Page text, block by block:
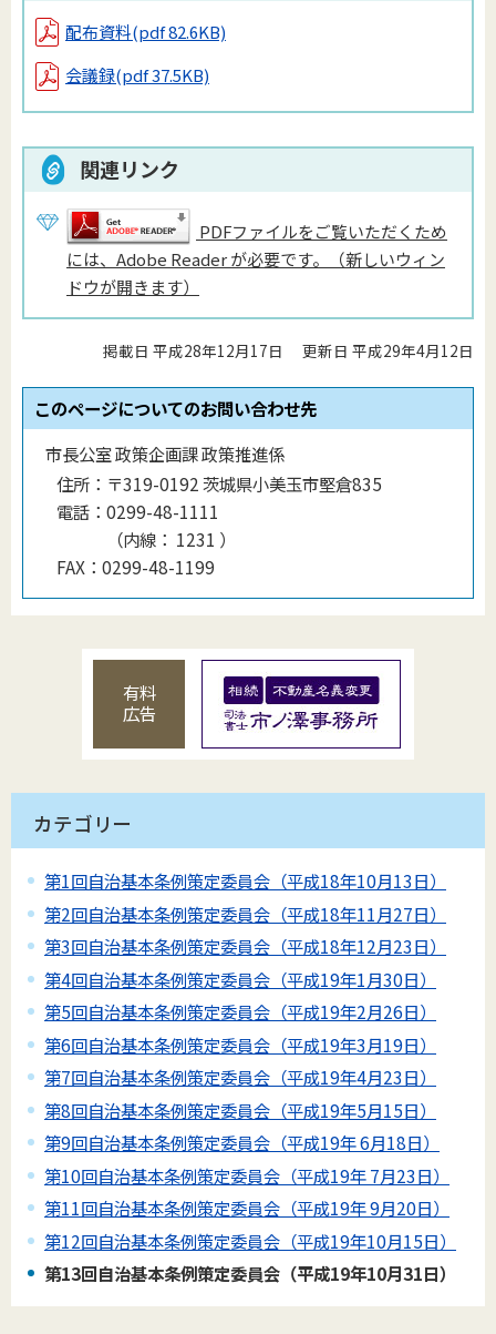
配布資料(pdf 82.6KB)
会議録(pdf 37.5KB)
関連リンク
PDFファイルをご覧いただくため
には、Adobe Reader が必要です。（新しいウィン
ドウが開きます）
掲載日 平成28年12月17日 更新日 平成29年4月12日
このページについてのお問い合わせ先
市長公室 政策企画課 政策推進係
住所： 〒319-0192 茨城県小美玉市堅倉835
電話： 0299-48-1111
（内線 ： 1231 ）
FAX： 0299-48-1199
有料
広告
カテゴリー
第1回自治基本条例策定委員会（平成18年10月13日）
第2回自治基本条例策定委員会（平成18年11月27日）
第3回自治基本条例策定委員会（平成18年12月23日）
第4回自治基本条例策定委員会（平成19年1月30日）
第5回自治基本条例策定委員会（平成19年2月26日）
第6回自治基本条例策定委員会（平成19年3月19日）
第7回自治基本条例策定委員会（平成19年4月23日）
第8回自治基本条例策定委員会（平成19年5月15日）
第9回自治基本条例策定委員会（平成19年 6月18日）
第10回自治基本条例策定委員会（平成19年 7月23日）
第11回自治基本条例策定委員会（平成19年 9月20日）
第12回自治基本条例策定委員会（平成19年10月15日）
第13回自治基本条例策定委員会（平成19年10月31日）